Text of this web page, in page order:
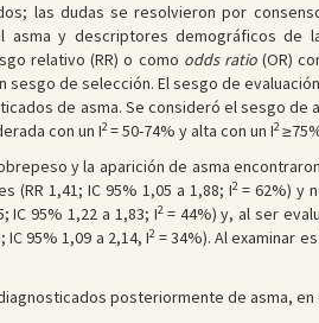
las dudas se resolvieron por
y descriptores demográficos de
relativo (RR) o como odds ratio (OR)
de selección. El sesgo de
de asma. Se consideró el sesgo de
con un I2= 50-74% y alta con un I2
y la aparición de asma
1,41; IC 95% 1,05 a 1,88; I2 = 62%) y
95% 1,22 a 1,83; I2 = 44%) y, al ser
95% 1,09 a 2,14, I2 = 34%). Al examinar
posteriormente de asma, en